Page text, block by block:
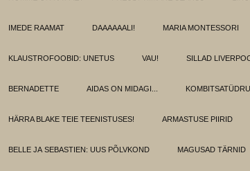
IMEDE RAAMAT DAAAAAALI! MARIA MONTESSORI
KLAUSTROFOOBID: UNETUS VAU! SILLAD
BERNADETTE AIDAS ON MIDAGI...
HÄRRA BLAKE TEIE TEENISTUSES! ARMASTUSE PIIRID
BELLE JA SEBASTIEN: UUS PÕLVKOND MAGUSAD TÄRNID